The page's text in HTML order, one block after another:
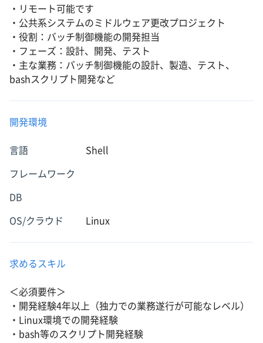
・リモート可能です
・公共系システムのミドルウェア更改プロジェクト
・役割：バッチ制御機能の開発担当
・フェーズ：設計、開発、テスト
・主な業務：バッチ制御機能の設計、製造、テスト、
bashスクリプト開発など
開発環境
言語 Shell
フレームワーク
DB
OS/クラウド Linux
求めるスキル
＜必須要件＞
・開発経験4年以上（独力での業務遂行が可能なレベル）
・Linux環境での開発経験
・bash等のスクリプト開発経験